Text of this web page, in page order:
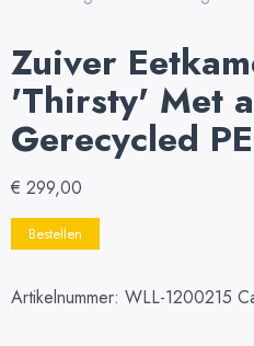
Zuiver
'Thirsty' Met
Gerecycled
€ 299,00
Bestellen
Artikelnummer: WLL-1200215